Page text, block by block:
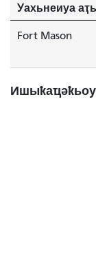
Уахьнеиуа
Fort Mason